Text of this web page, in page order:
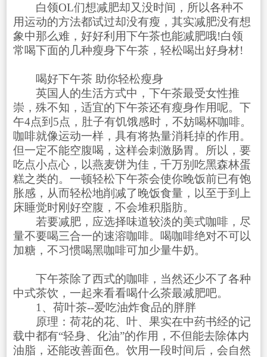
白领OL们想减肥却又没时间，所以各种不
用运动的方法都试过却没有瘦，其实减肥没有想
象中那么难，好好利用下午茶也能减肥哦!白领
常喝下面的几种瘦身下午茶，轻松喝出好身材!
喝好下午茶 助你轻松瘦身
英国人的生活方式中，下午茶最受女性推
崇，殊不知，适宜的下午茶还有瘦身作用呢。下
午4点到5点，肚子有饥饿感时，不妨喝杯咖啡。
咖啡就像运动一样，具有将热量消耗掉的作用。
但一定不能空腹喝，这样会刺激肠胃。所以，要
吃点小点心，以燕麦饼为佳，千万别吃黑森林蛋
糕之类的。一顿轻松下午茶会使你晚饭前已有饱
胀感，从而轻松地削减了晚饭食量，以至于到上
床睡觉时刚好空腹，不会堆积脂肪。
若要减肥，应选择味道较淡的美式咖啡，尽
量不要喝三合一的速溶咖啡。喝咖啡绝对不可以
加糖，不习惯喝黑咖啡可加少量牛奶。
下午茶除了西式的咖啡，当然还少不了各种
中式茶饮，一起来看看喝什么茶最减肥吧。
1、荷叶茶--爱吃油炸食品的胖胖
原理：荷花的花、叶、果实在中药书经的记
载中都有“轻身、化油”的作用，不但能去除体内
油脂，还能改善面色。饮用一段时间后，会自然